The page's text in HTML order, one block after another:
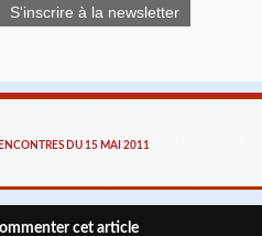
S'inscrire à la newsletter
DU 15 MAI 2011
cet article